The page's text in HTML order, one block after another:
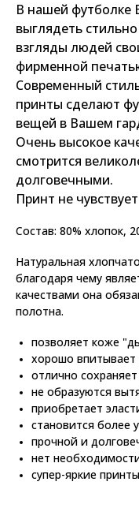
В нашей футболке
выглядеть
взгляды людей
фирменной
Современный
принты сделают
вещей в Вашем
Очень высокое
смотрится
долговечными.
Принт не
Состав: 80% хлопок,
Натуральная
благодаря чему
качествами она
полотна.
позволяет коже
хорошо впитывает
отлично
не образуются
приобретает
становится более
прочной и
нет
супер-яркие